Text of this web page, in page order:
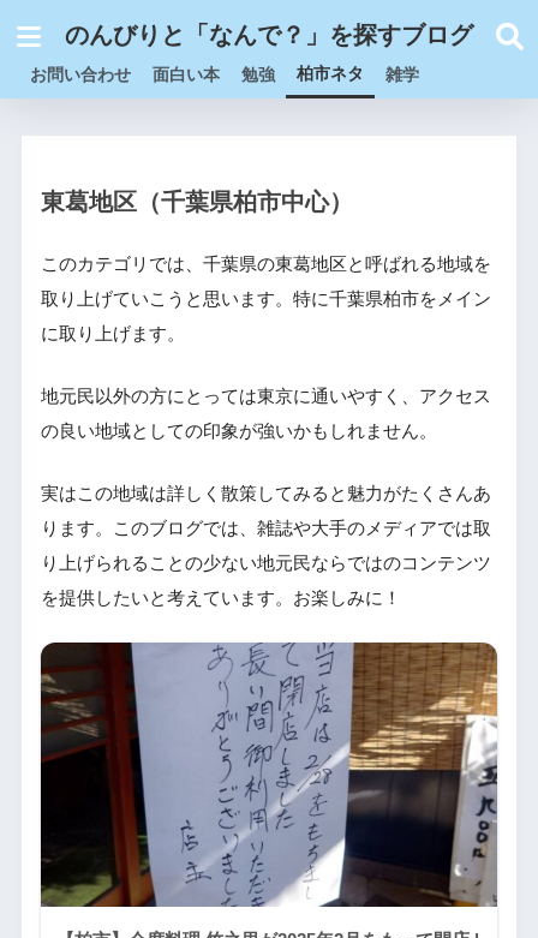
のんびりと「なんで？」を探すブログ
お問い合わせ 面白い本 勉強 柏市ネタ 雑学
東葛地区（千葉県柏市中心）
このカテゴリでは、千葉県の東葛地区と呼ばれる地域を
取り上げていこうと思います。特に千葉県柏市をメイン
に取り上げます。
地元民以外の方にとっては東京に通いやすく、アクセス
の良い地域としての印象が強いかもしれません。
実はこの地域は詳しく散策してみると魅力がたくさんあ
ります。このブログでは、雑誌や大手のメディアでは取
り上げられることの少ない地元民ならではのコンテンツ
を提供したいと考えています。お楽しみに！